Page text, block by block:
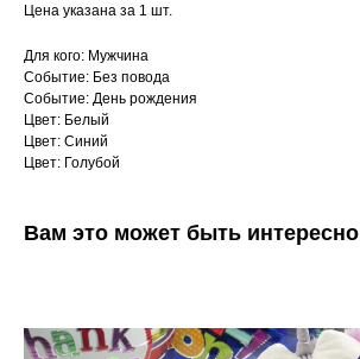
Цена указана за 1 шт.
Для кого: Мужчина
Событие: Без повода
Событие: День рождения
Цвет: Белый
Цвет: Синий
Цвет: Голубой
Вам это может быть интересно